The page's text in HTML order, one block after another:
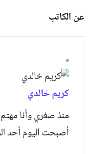
عن الكاتب
كريم خالدي
منذ صغري وأنا
أصبحت اليوم أحد